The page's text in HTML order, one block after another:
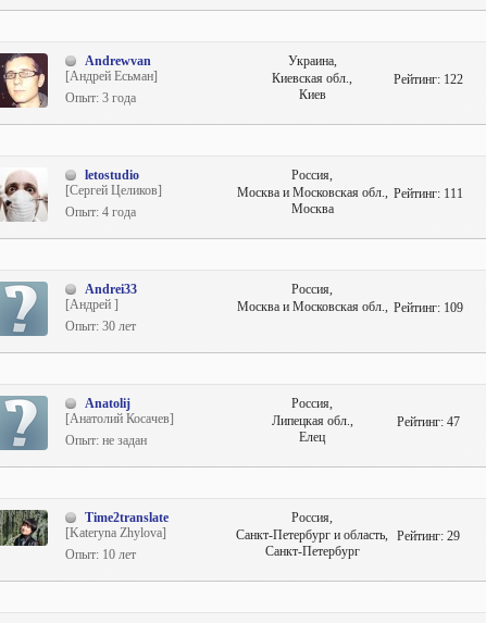
Andrewvan
[Андрей Есьман]
Опыт: 3 года
Рейтинг:122
Украина,
Киевская обл.,
Киев
letostudio
[Сергей Целиков]
Опыт: 4 года
Рейтинг:111
Россия,
Москва и Московская обл.,
Москва
Andrei33
[Андрей ]
Опыт: 30 лет
Рейтинг:109
Россия,
Москва и Московская обл.,
Anatolij
[Анатолий Косачев]
Опыт: не задан
Рейтинг:47
Россия,
Липецкая обл.,
Елец
Time2translate
[Kateryna Zhylova]
Опыт: 10 лет
Рейтинг:29
Россия,
Санкт-Петербург и область,
Санкт-Петербург